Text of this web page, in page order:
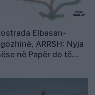
Elbasan-
ARRSH: Nyja
në Papër do të